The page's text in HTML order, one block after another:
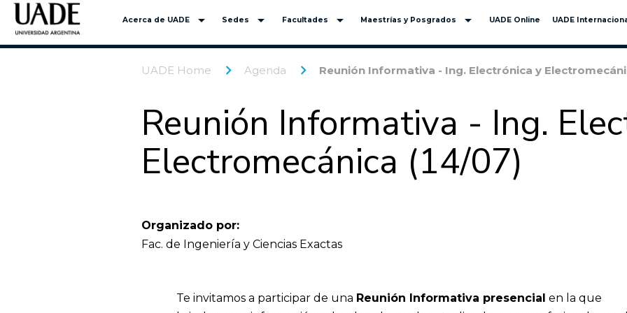
Acerca de UADE arrow_drop_down Sedes arrow_drop_down Facultades arrow_drop_down Maestrías y Posgrados arrow_drop_down UADE Online UADE
UADE Home Agenda Reunión Informativa - Ing. Electrónica y
Reunión Informativa - Ing.
Electromecánica (14/07)
Organizado por:
Fac. de Ingeniería y Ciencias Exactas
Te invitamos a participar de una Reunión Informativa presencial en la que